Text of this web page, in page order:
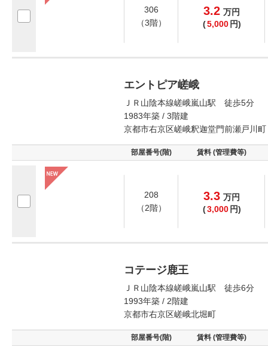
306
（3階）
3.2 万円
(5,000 円)
エントピア嵯峨
ＪＲ山陰本線嵯峨嵐山駅 徒歩5分
1983年築 / 3階建
京都市右京区嵯峨釈迦堂門前瀬戸川町
部屋番号(階) 賃料 (管理費等)
208
（2階）
3.3 万円
(3,000 円)
コテージ鹿王
ＪＲ山陰本線嵯峨嵐山駅 徒歩6分
1993年築 / 2階建
京都市右京区嵯峨北堀町
部屋番号(階) 賃料 (管理費等)